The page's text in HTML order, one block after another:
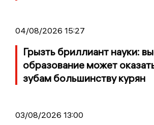
04/08/2026 15:27
Грызть бриллиант науки:
образование может
зубам большинству курян
03/08/2026 13:00